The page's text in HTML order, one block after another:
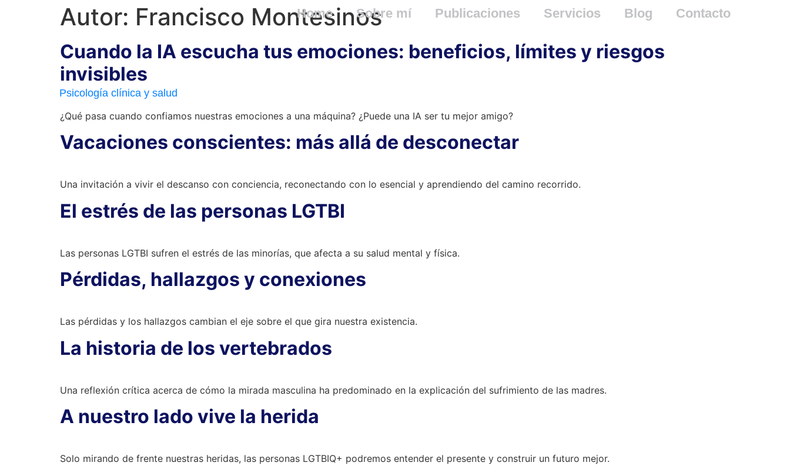
Psicología clínica y salud
Home Sobre mí Publicaciones Servicios Blog Contacto
Autor: Francisco Montesinos
Cuando la IA escucha tus emociones: beneficios, límites y riesgos
invisibles
¿Qué pasa cuando confiamos nuestras emociones a una máquina? ¿Puede una IA ser tu mejor amigo?
Vacaciones conscientes: más allá de desconectar
Una invitación a vivir el descanso con conciencia, reconectando con lo esencial y aprendiendo del camino recorrido.
El estrés de las personas LGTBI
Las personas LGTBI sufren el estrés de las minorías, que afecta a su salud mental y física.
Pérdidas, hallazgos y conexiones
Las pérdidas y los hallazgos cambian el eje sobre el que gira nuestra existencia.
La historia de los vertebrados
Una reflexión crítica acerca de cómo la mirada masculina ha predominado en la explicación del sufrimiento de las madres.
A nuestro lado vive la herida
Solo mirando de frente nuestras heridas, las personas LGTBIQ+ podremos entender el presente y construir un futuro mejor.